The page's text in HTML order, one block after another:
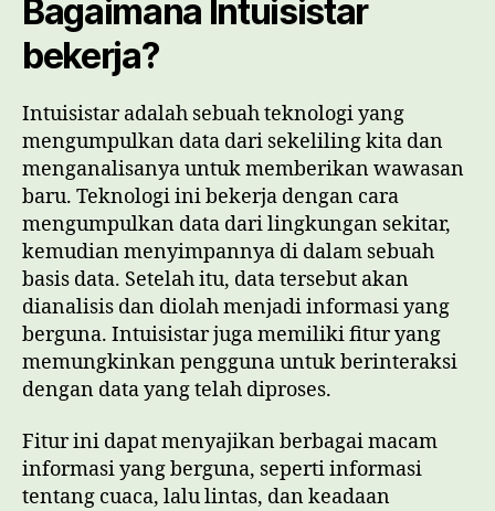
Bagaimana Intuisistar
bekerja?
Intuisistar adalah sebuah teknologi yang
mengumpulkan data dari sekeliling kita dan
menganalisanya untuk memberikan wawasan
baru. Teknologi ini bekerja dengan cara
mengumpulkan data dari lingkungan sekitar,
kemudian menyimpannya di dalam sebuah
basis data. Setelah itu, data tersebut akan
dianalisis dan diolah menjadi informasi yang
berguna. Intuisistar juga memiliki fitur yang
memungkinkan pengguna untuk berinteraksi
dengan data yang telah diproses.
Fitur ini dapat menyajikan berbagai macam
informasi yang berguna, seperti informasi
tentang cuaca, lalu lintas, dan keadaan